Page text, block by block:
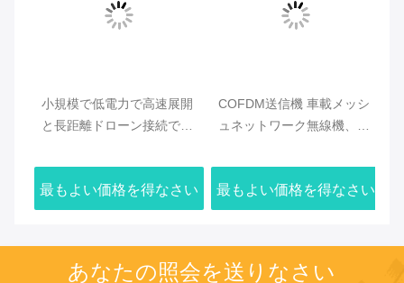
小規模で低電力で高速展開
と長距離ドローン接続でド
適化
最もよい価格を得なさい
COFDM送信機 車載メッシ
ュネットワーク無線機、2U
トウェイ不要の無線通信を
サポート
最もよい価格を得なさい
あなたの照会を送りなさい